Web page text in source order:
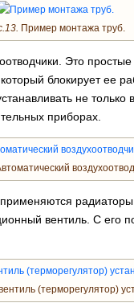
Пример монтажа труб.
Это
блокирует ее
не
приборах.
вентиль. С его
(терморегулятор)